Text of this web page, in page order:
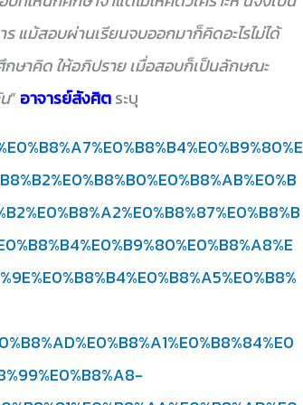
แม้สอบผ่านเรียนจบออกมาก็คิดอะไรไม่ได้
ษาคิด ให้อภิปราย เมื่อสอบก็เป็นลักษณะ
” อาจารย์สังศิตระบุ